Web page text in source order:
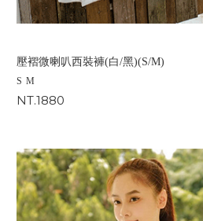
壓褶微喇叭西裝褲(白/黑)(S/M)
S M
NT.1880